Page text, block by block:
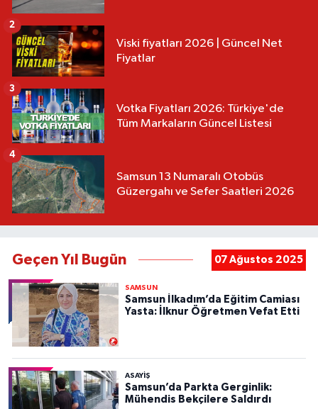
Viski fiyatları 2026 | Güncel Net
Fiyatlar
2
Votka Fiyatları 2026: Türkiye'de
Tüm Markaların Güncel Listesi
3
Samsun 13 Numaralı Otobüs
Güzergahı ve Sefer Saatleri 2026
4
Geçen Yıl Bugün 07 Ağustos 2025
SAMSUN
Samsun İlkadım’da Eğitim Camiası
Yasta: İlknur Öğretmen Vefat Etti
ASAYIŞ
Samsun’da Parkta Gerginlik:
Mühendis Bekçilere Saldırdı